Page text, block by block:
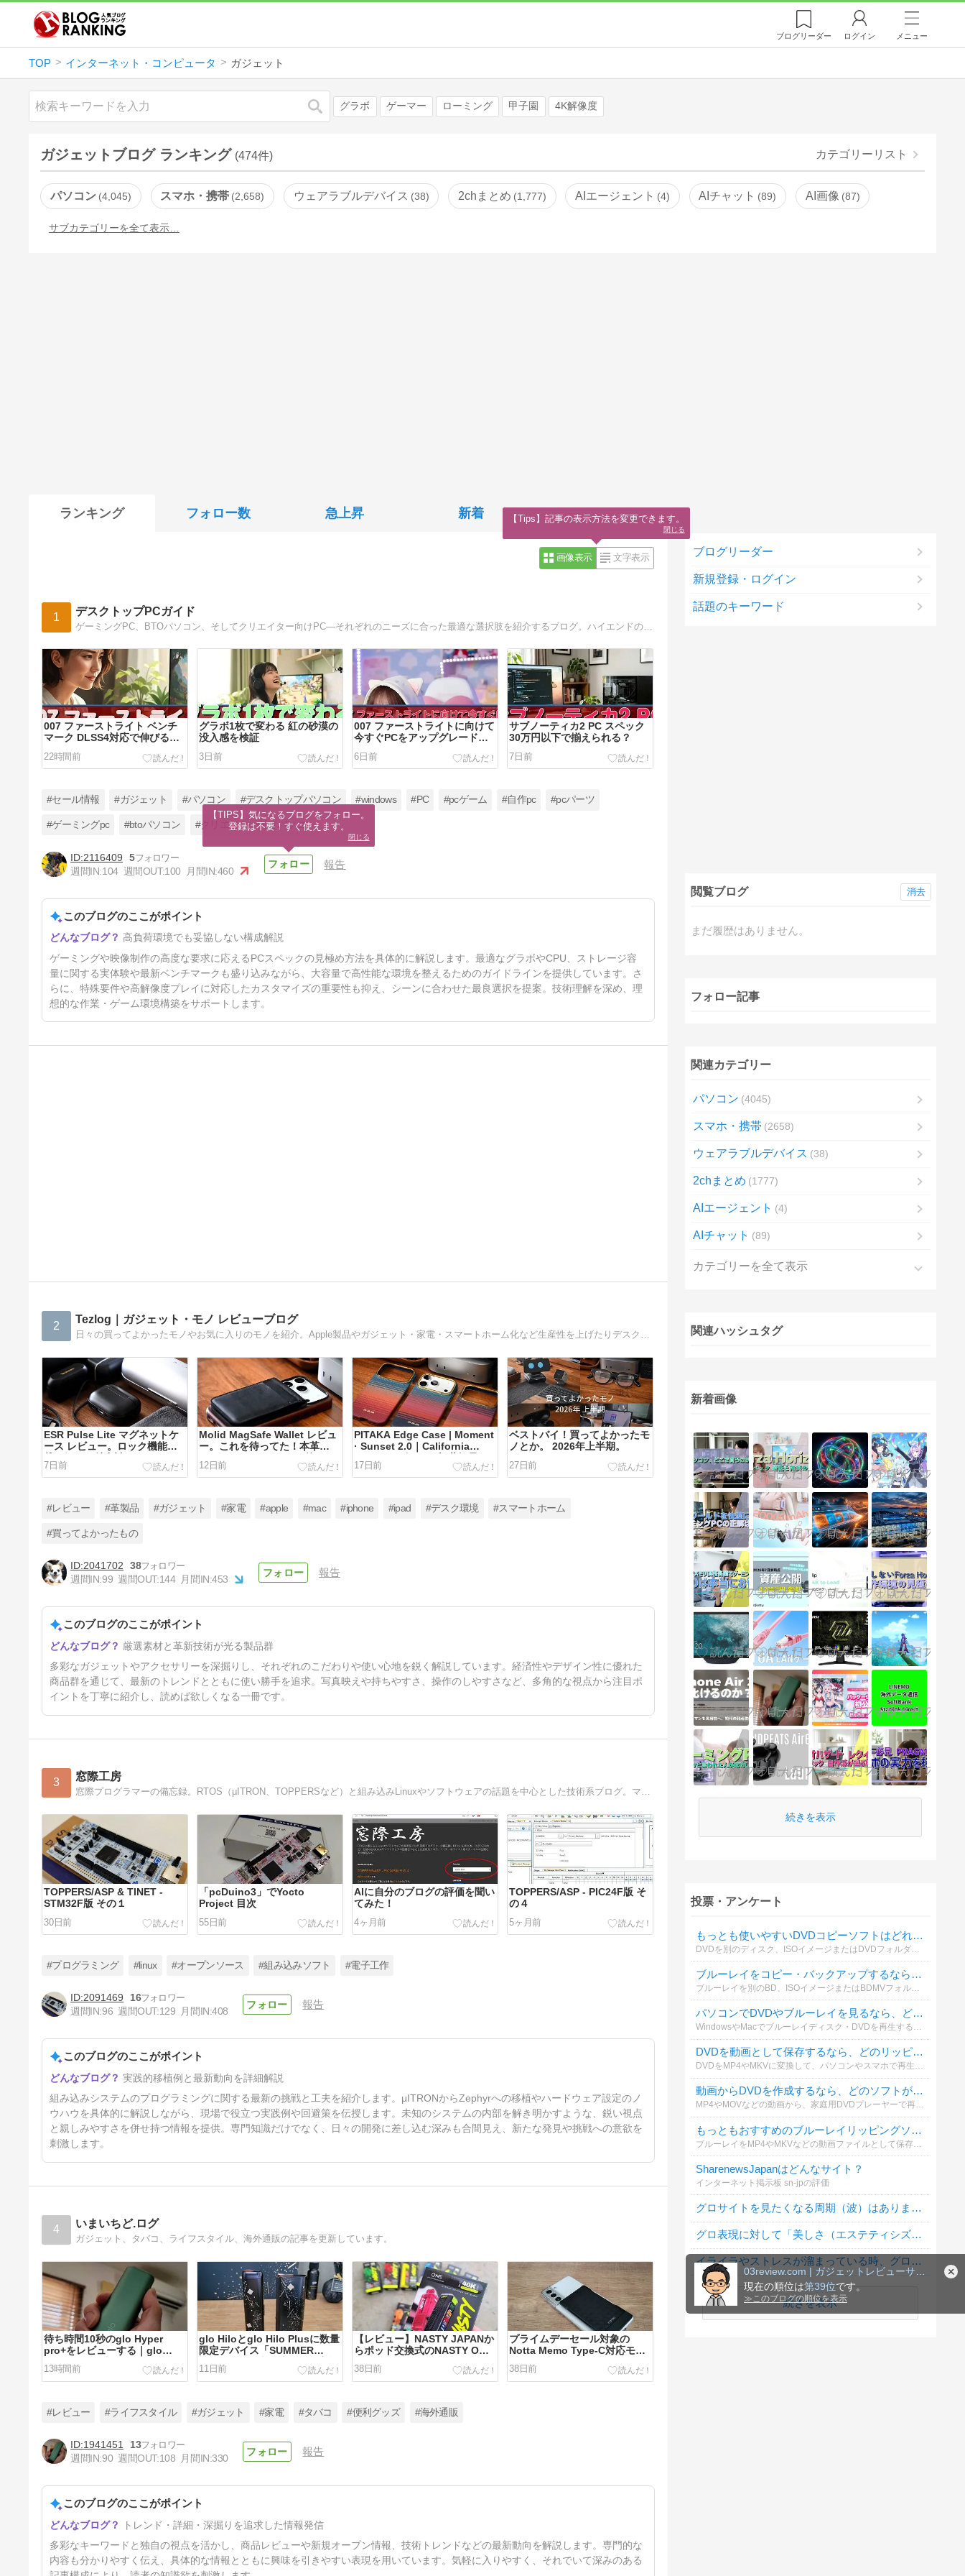
03review.com | ガジェットレビューサイト
現在の順位は第39位です。
≫ このブログの順位を表示
ブログリーダー ログイン メニュー
TOP インターネット・コンピュータ ガジェット
検索 グラボ ゲーマー ローミング 甲子園 4K解像度
ガジェットブログ ランキング (474件) カテゴリーリスト
パソコン 4,045 スマホ・携帯 2,658 ウェアラブルデバイス 38 2chまとめ 1,777 AIエージェント 4 AIチャット 89 AI画像 87
サブカテゴリーを全て表示…
ランキング フォロー数 急上昇 新着
画像表示 文字表示
1 デスクトップPCガイド
007 ファーストライト ベンチ
マーク DLSS4対応で伸びるの
はどれ？
22時間前
グラボ1枚で変わる 紅の砂漠の
没入感を検証
3日前
007 ファーストライトに向けて
今すぐPCをアップグレードす
べき？
6日前
サブノーティカ2 PC スペック
30万円以下で揃えられる？
7日前
サブノーティカ2向け PC スペ
ック 今すぐ確認すべき理由
#セール情報 #ガジェット #パソコン #デスクトップパソコン #windows #PC #pcゲーム #自作pc #pcパーツ
#ゲーミングpc #btoパソコン #クリエイター向けパソコン
2116409
5
週間IN:104 週間OUT:100 月間IN:460
報告
このブログのここがポイント
高負荷環境でも妥協しない構成解説
ゲーミングや映像制作の高度な要求に応えるPCスペックの見極め方法を具体的に解説します。最適なグラボやCPU、ストレージ容
量に関する実体験や最新ベンチマークも盛り込みながら、大容量で高性能な環境を整えるためのガイドラインを提供しています。さ
らに、特殊要件や高解像度プレイに対応したカスタマイズの重要性も抑え、シーンに合わせた最良選択を提案。技術理解を深め、理
想的な作業・ゲーム環境構築をサポートします。
2 Tezlog｜ガジェット・モノ レビューブログ
日々の買ってよかったモノやお気に入りのモノを紹介。Apple製品やガジェット・家電・スマートホーム化など生産性を上げたりデスク環境や生活を快適にするアイテムと革製品など持っていて気持ちよく過ごせるモノが好き。レビューのご依頼募集中。
ESR Pulse Lite マグネットケ
ース レビュー。ロック機能搭
載。細かな魅力詰まって2000
円台 AirPods Pro 3 ケース。
7日前
Molid MagSafe Wallet レビュ
ー。これを待ってた！本革
MagSafe カードケース兼スマ
ホスタンド。ヴィーガンレザー
などの合皮にはない魅力と使用
12日前
PITAKA Edge Case | Moment
· Sunset 2.0｜California
Dream レビュー。極薄軽量ア
ラミドケース iPhone 17 Proで
スペシャルエディション3種紹
17日前
ベストバイ！買ってよかったモ
ノとか。 2026年上半期。
27日前
MATECH のおすすめモバイル
バッテリー ・充電器・充電ケ
#レビュー #革製品 #ガジェット #家電 #apple #mac #iphone #ipad #デスク環境 #スマートホーム
#買ってよかったもの
2041702
38
週間IN:99 週間OUT:144 月間IN:453
報告
このブログのここがポイント
厳選素材と革新技術が光る製品群
多彩なガジェットやアクセサリーを深掘りし、それぞれのこだわりや使い心地を鋭く解説しています。経済性やデザイン性に優れた
商品群を通じて、最新のトレンドとともに使い勝手を追求。写真映えや持ちやすさ、操作のしやすさなど、多角的な視点から注目ポ
イントを丁寧に紹介し、読めば欲しくなる一冊です。
3 窓際工房
TOPPERS/ASP & TINET -
STM32F版 その１
30日前
「pcDuino3」でYocto
Project 目次
55日前
AIに自分のブログの評価を聞い
てみた！
4ヶ月前
TOPPERS/ASP - PIC24F版 そ
の４
5ヶ月前
Zephyrに挑戦！ その８
6ヶ月前
#プログラミング #linux #オープンソース #組み込みソフト #電子工作
2091469
16
週間IN:96 週間OUT:129 月間IN:408
報告
このブログのここがポイント
実践的移植例と最新動向を詳細解説
組み込みシステムのプログラミングに関する最新の挑戦と工夫を紹介します。μITRONからZephyrへの移植やハードウェア設定のノ
ウハウを具体的に解説しながら、現場で役立つ実践例や回避策を伝授します。未知のシステムの内部を解き明かすような、鋭い視点
と親しみやすさを併せ持つ情報を提供。専門知識だけでなく、日々の開発に差し込む深みも合間見え、新たな発見や挑戦への意欲を
刺激します。
4 いまいちど.ログ
ガジェット、タバコ、ライフスタイル、海外通販の記事を更新しています。
待ち時間10秒のglo Hyper
pro+をレビューする｜glo
Hyper proは大幅値下げ！
13時間前
glo Hiloとglo Hilo Plusに数量
限定デバイス「SUMMER
EDITION by 米原康人」の実機
レビュー
11日前
【レビュー】NASTY JAPANか
らポッド交換式のNASTY ONE
40000シリーズが登場
38日前
プライムデーセール対象の
Notta Memo Type-C対応モデ
ルをレビュー｜AIボイスレコー
ダーは必要？
38日前
したイヤーカフ型ワイヤレスイ
ヤホン
87日前
#レビュー #ライフスタイル #ガジェット #家電 #タバコ #便利グッズ #海外通販
1941451
13
週間IN:90 週間OUT:108 月間IN:330
報告
このブログのここがポイント
トレンド・詳細・深掘りを追求した情報発信
多彩なキーワードと独自の視点を活かし、商品レビューや新規オープン情報、技術トレンドなどの最新動向を解説します。専門的な
内容も分かりやすく伝え、具体的な情報とともに興味を引きやすい表現を用いています。気軽に入りやすく、それでいて深みのある
ブログリーダー
新規登録・ログイン
話題のキーワード
閲覧ブログ
まだ履歴はありません。
消去
フォロー記事
関連カテゴリー
パソコン 4045
スマホ・携帯 2658
ウェアラブルデバイス 38
2chまとめ 1777
AIエージェント 4
AIチャット 89
カテゴリーを全て表示
関連ハッシュタグ
新着画像
続きを表示
投票・アンケート
もっとも使いやすいDVDコピーソフトはどれですか？
ブルーレイをコピー・バックアップするなら、どのソフトがおすすめですか？
ブルーレイを別のBD、ISOイメージまたはBDMVフォルダーとして保存する際、実際に利用しているソフトを教えてください。
パソコンでDVDやブルーレイを見るなら、どの再生ソフトがおすすめですか？
WindowsやMacでブルーレイディスク・DVDを再生する際、普段使っているソフトを教えてください。再生の安定性、画質、操作性などを基準に選んでください。
DVDを動画として保存するなら、どのリッピングソフトがおすすめですか？
DVDをMP4やMKVに変換して、パソコンやスマホで再生する場合に使っているソフトを教えてください。無料・有料を問わず投票できます。
動画からDVDを作成するなら、どのソフトが一番おすすめですか？
MP4やMOVなどの動画から、家庭用DVDプレーヤーで再生できるDVDを作成する場合に使っているソフトを教えてください。メニュー作成や字幕追加などの使いやすさも含めて選べます。
もっともおすすめのブルーレイリッピングソフトは何ですか？
SharenewsJapanはどんなサイト？
インターネット掲示板 sn-jpの評価
グロサイトを見たくなる周期（波）はありますか？
グロ表現に対して「美しさ（エステティシズム）」を感じることはありますか？
イライラやストレスが溜まっている時、グロサイトを見たくなる？
続きを表示
【TIPS】気になるブログをフォロー。
登録は不要！すぐ使えます。
閉じる
【Tips】記事の表示方法を変更できます。
閉じる